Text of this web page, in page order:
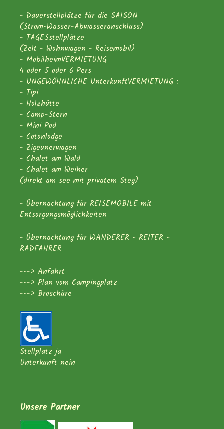
- Dauerstellplätze für die SAISON
(Strom-Wasser-Abwasseranschluss)
- TAGESstellplätze
(Zelt - Wohnwagen - Reisemobil)
- MobilheimVERMIETUNG
4 oder 5 oder 6 Pers
- UNGEWÖHNLICHE UnterkunftVERMIETUNG :
- Tipi
- Holzhütte
- Camp-Stern
- Mini Pod
- Cotonlodge
- Zigeunerwagen
- Chalet am Wald
- Chalet am Weiher
(direkt am see mit privatem Steg)
- Übernachtung für REISEMOBILE mit
Entsorgungsmöglichkeiten
- Übernachtung für WANDERER - REITER –
RADFAHRER
---> Anfahrt
---> Plan vom Campingplatz
---> Broschüre
Stellplatz ja
Unterkunft nein
Unsere Partner